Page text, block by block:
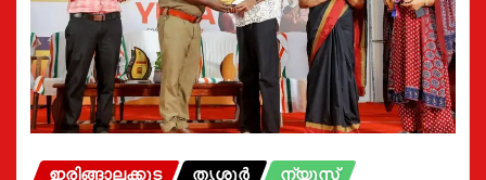
ഇരിങ്ങാലക്കുട തൃശൂർ ന്യൂസ്